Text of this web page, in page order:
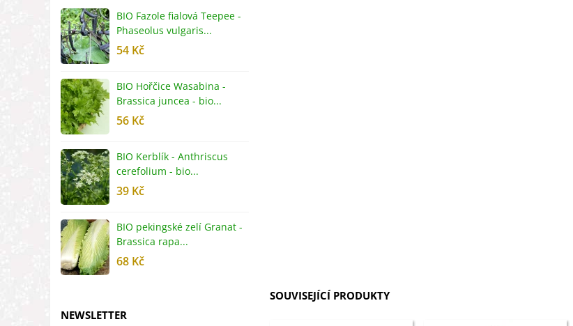
BIO Fazole fialová Teepee -
Phaseolus vulgaris...
54 Kč
BIO Hořčice Wasabina -
Brassica juncea - bio...
56 Kč
BIO Kerblík - Anthriscus
cerefolium - bio...
39 Kč
BIO pekingské zelí Granat -
Brassica rapa...
68 Kč
NEWSLETTER
SOUVISEJÍCÍ PRODUKTY